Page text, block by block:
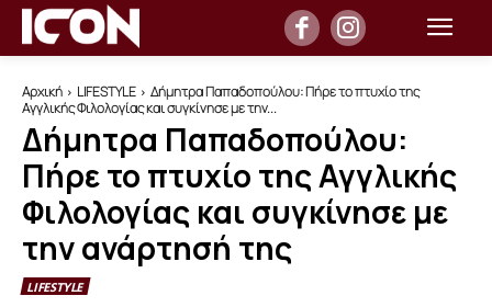
Αρχική LIFESTYLE
Δήμητρα Παπαδοπούλου: Πήρε το πτυχίο της
Αγγλικής Φιλολογίας και συγκίνησε με την...
Δήμητρα Παπαδοπούλου:
Πήρε το πτυχίο της Αγγλικής
Φιλολογίας και συγκίνησε με
την ανάρτησή της
LIFESTYLE